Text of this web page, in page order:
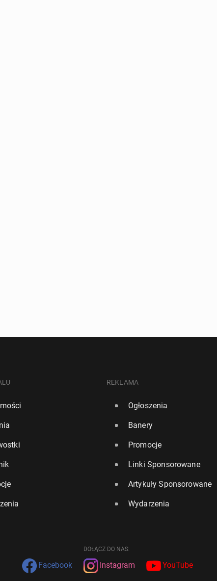
REKLAMA
Ogłoszenia
Banery
Promocje
Linki Sponsorowane
Artykuły Sponsorowane
Wydarzenia
DOŁĄCZ DO NAS:
Facebook Instagram YouTube